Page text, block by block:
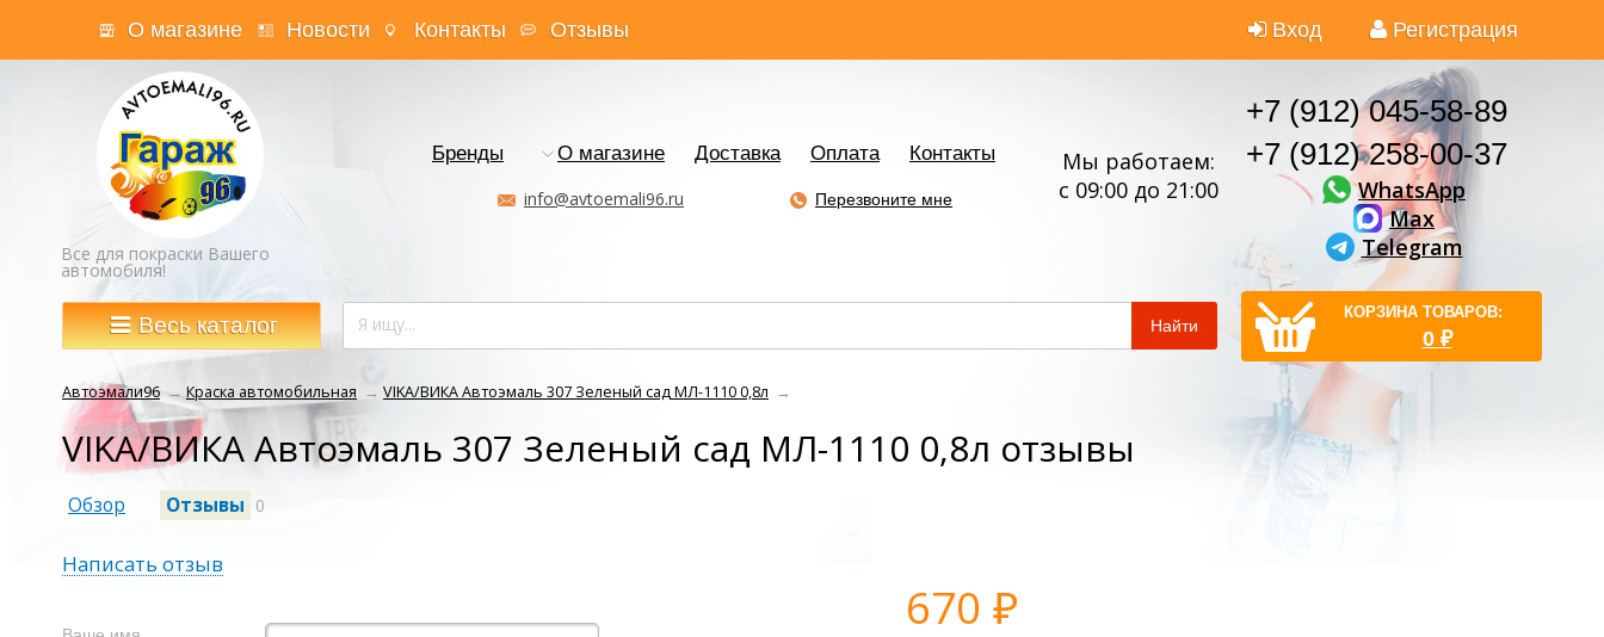
Вход Регистрация
О магазине Новости Контакты Отзывы
Все для покраски Вашего
автомобиля!
Бренды О магазине Доставка Оплата
Контакты
info@avtoemali96.ru
Перезвоните мне
Мы работаем:
с 09:00 до 21:00
+7 (912) 045-58-89
+7 (912) 258-00-37
WhatsApp
Max
Telegram
Весь каталог Найти
КОРЗИНА ТОВАРОВ:
0 ₽
Автоэмали96 →Краска автомобильная → VIKA/ВИКА Автоэмаль 307 Зеленый сад МЛ-1110 0,8л →
VIKA/ВИКА Автоэмаль 307 Зеленый сад МЛ-1110 0,8л отзывы
Обзор Отзывы 0
670 ₽
Написать отзыв